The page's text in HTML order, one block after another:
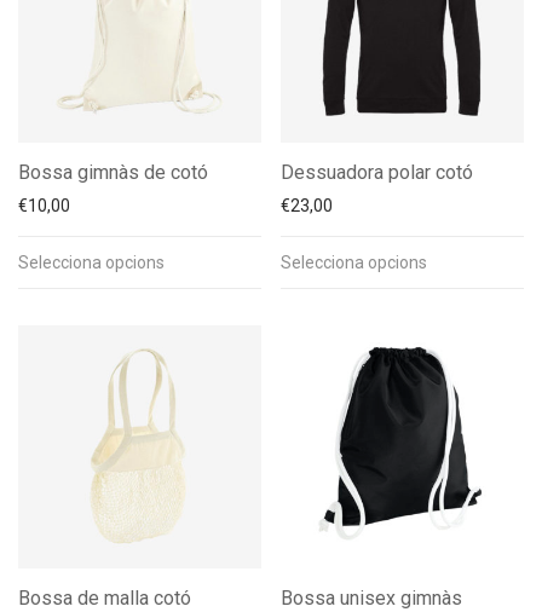
Bossa gimnàs de cotó
€10,00
Selecciona opcions
Dessuadora polar cotó
€23,00
Selecciona opcions
Bossa de malla cotó
Bossa unisex gimnàs